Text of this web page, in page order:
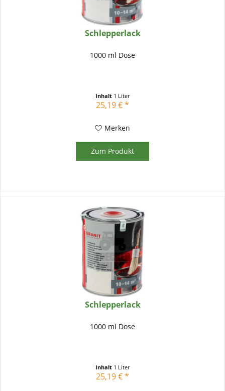
Schlepperlack
1000 ml Dose
Inhalt 1 Liter
25,19 € *
Merken
Zum Produkt
Schlepperlack
1000 ml Dose
Inhalt 1 Liter
25,19 € *